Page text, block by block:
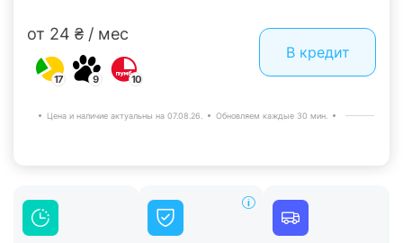
от 24 ₴ / мес
17 9 10
В кредит
Цена и наличие актуальны на 07.08.26. Обновляем каждые 30 мин.